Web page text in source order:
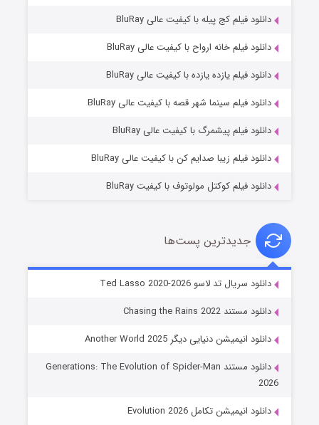
خاندان اژدها فصل ۳
دانلود فیلم کج‌ پیله با کیفیت عالی BluRay
دانلود فیلم خانه ارواح با کیفیت عالی BluRay
دانلود فیلم یازده یازده با کیفیت عالی BluRay
دانلود فیلم سینما شهر قصه با کیفیت عالی BluRay
دانلود فیلم پیشمرگ با کیفیت عالی BluRay
دانلود فیلم زیبا صدایم کن با کیفیت عالی BluRay
دانلود فیلم کوکتل مولوتوف با کیفیت BluRay
جدیدترین پست‌ها
دانلود سریال تد لاسو Ted Lasso 2020-2026
دانلود مستند Chasing the Rains 2022
دانلود انیمیشن دنیایی دیگر Another World 2025
دانلود مستند Generations: The Evolution of Spider-Man
2026
دانلود انیمیشن تکامل Evolution 2026